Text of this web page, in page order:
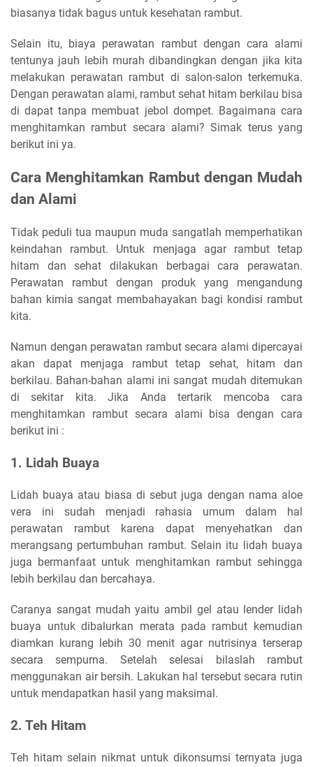
biasanya tidak bagus untuk kesehatan rambut.
Selain itu, biaya perawatan rambut dengan cara alami
tentunya jauh lebih murah dibandingkan dengan jika kita
melakukan perawatan rambut di salon-salon terkemuka.
Dengan perawatan alami, rambut sehat hitam berkilau bisa
di dapat tanpa membuat jebol dompet. Bagaimana cara
menghitamkan rambut secara alami? Simak terus yang
berikut ini ya.
Cara Menghitamkan Rambut dengan Mudah
dan Alami
Tidak peduli tua maupun muda sangatlah memperhatikan
keindahan rambut. Untuk menjaga agar rambut tetap
hitam dan sehat dilakukan berbagai cara perawatan.
Perawatan rambut dengan produk yang mengandung
bahan kimia sangat membahayakan bagi kondisi rambut
kita.
Namun dengan perawatan rambut secara alami dipercayai
akan dapat menjaga rambut tetap sehat, hitam dan
berkilau. Bahan-bahan alami ini sangat mudah ditemukan
di sekitar kita. Jika Anda tertarik mencoba cara
menghitamkan rambut secara alami bisa dengan cara
berikut ini :
1. Lidah Buaya
Lidah buaya atau biasa di sebut juga dengan nama aloe
vera ini sudah menjadi rahasia umum dalam hal
perawatan rambut karena dapat menyehatkan dan
merangsang pertumbuhan rambut. Selain itu lidah buaya
juga bermanfaat untuk menghitamkan rambut sehingga
lebih berkilau dan bercahaya.
Caranya sangat mudah yaitu ambil gel atau lender lidah
buaya untuk dibalurkan merata pada rambut kemudian
diamkan kurang lebih 30 menit agar nutrisinya terserap
secara sempurna. Setelah selesai bilaslah rambut
menggunakan air bersih. Lakukan hal tersebut secara rutin
untuk mendapatkan hasil yang maksimal.
2. Teh Hitam
Teh hitam selain nikmat untuk dikonsumsi ternyata juga